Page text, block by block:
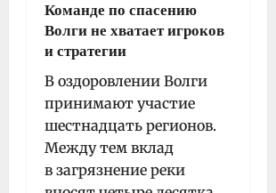
Команде по спасению
Волги не хватает игроков
и стратегии
В оздоровлении Волги
принимают участие
шестнадцать регионов.
Между тем вклад
в загрязнение реки